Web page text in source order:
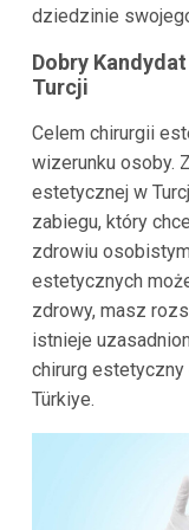
dziedzinie
Dobry
Turcji
Celem chirurgii
wizerunku osoby.
estetycznej w
zabiegu, który
zdrowiu
estetycznych
zdrowy, masz
istnieje
chirurg
Türkiye.